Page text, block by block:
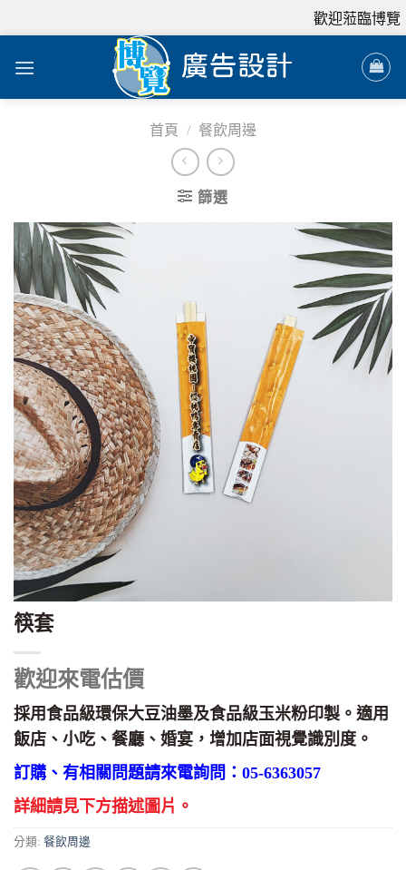
歡迎蒞臨博覽，
首頁 / 餐飲周邊
篩選
筷套
歡迎來電估價
採用食品級環保大豆油墨及食品級玉米粉印製。適用
飯店、小吃、餐廳、婚宴，增加店面視覺識別度。
訂購、有相關問題請來電詢問：05-6363057
詳細請見下方描述圖片。
分類: 餐飲周邊